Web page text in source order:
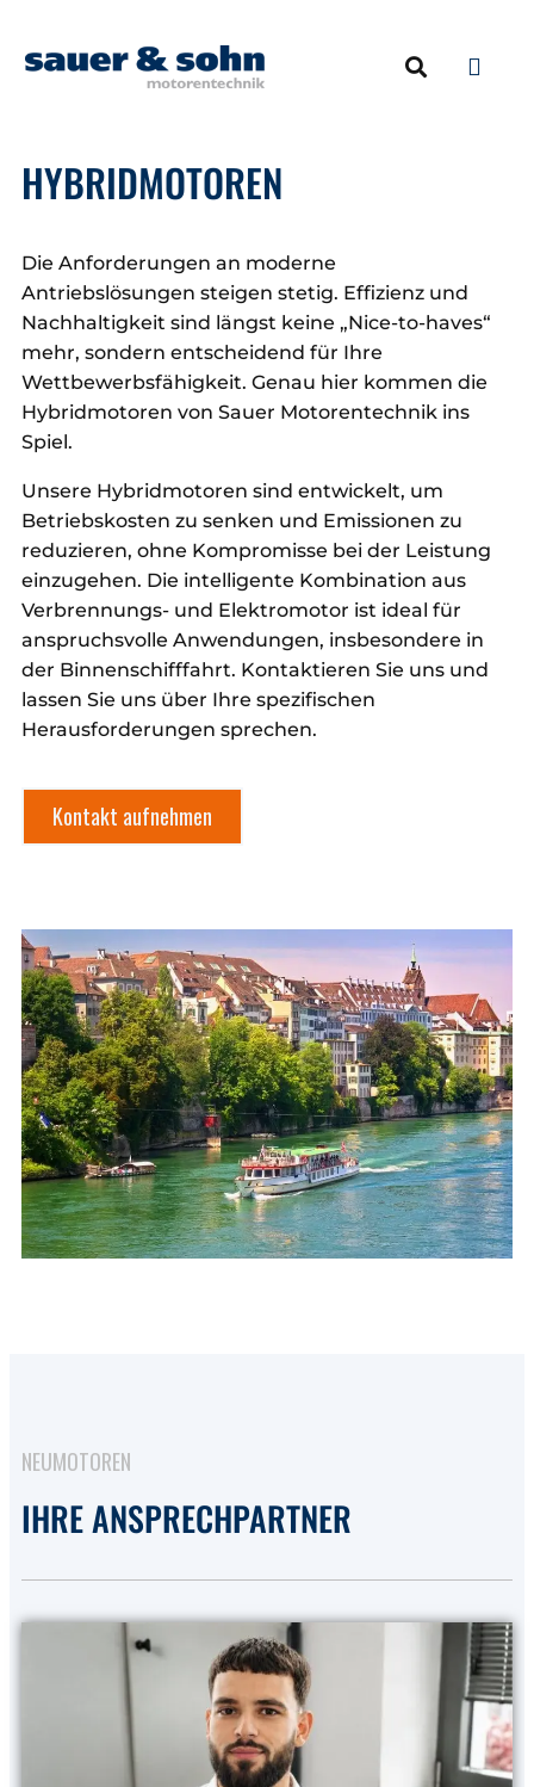
HYBRIDMOTOREN
Die Anforderungen an moderne
Antriebslösungen steigen stetig. Effizienz und
Nachhaltigkeit sind längst keine „Nice-to-haves“
mehr, sondern entscheidend für Ihre
Wettbewerbsfähigkeit. Genau hier kommen die
Hybridmotoren von Sauer Motorentechnik ins
Spiel.
Unsere Hybridmotoren sind entwickelt, um
Betriebskosten zu senken und Emissionen zu
reduzieren, ohne Kompromisse bei der Leistung
einzugehen. Die intelligente Kombination aus
Verbrennungs- und Elektromotor ist ideal für
anspruchsvolle Anwendungen, insbesondere in
der Binnenschifffahrt. Kontaktieren Sie uns und
lassen Sie uns über Ihre spezifischen
Herausforderungen sprechen.
Kontakt aufnehmen
NEUMOTOREN
IHRE ANSPRECHPARTNER